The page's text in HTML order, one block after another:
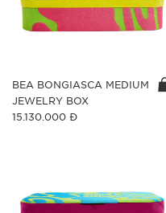
BEA BONGIASCA MEDIUM
JEWELRY BOX
15.130.000 Đ